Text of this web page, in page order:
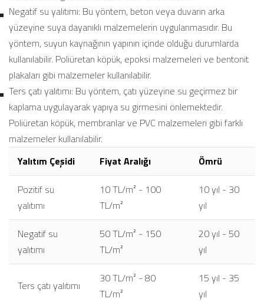
Negatif su yalıtımı: Bu yöntem, beton veya duvarın arka
yüzeyine suya dayanıklı malzemelerin uygulanmasıdır. Bu
yöntem, suyun kaynağının yapının içinde olduğu durumlarda
kullanılabilir. Poliüretan köpük, epoksi malzemeleri ve bentonit
plakaları gibi malzemeler kullanılabilir.
Ters çatı yalıtımı: Bu yöntem, çatı yüzeyine su geçirmez bir
kaplama uygulayarak yapıya su girmesini önlemektedir.
Poliüretan köpük, membranlar ve PVC malzemeleri gibi farklı
malzemeler kullanılabilir.
Yalıtım Çeşidi
Fiyat Aralığı
Ömrü
Pozitif su
yalıtımı
10 TL/m² - 100
TL/m²
10 yıl - 30
yıl
Negatif su
yalıtımı
50 TL/m² - 150
TL/m²
20 yıl - 50
yıl
Ters çatı yalıtımı
30 TL/m² - 80
TL/m²
15 yıl - 35
yıl